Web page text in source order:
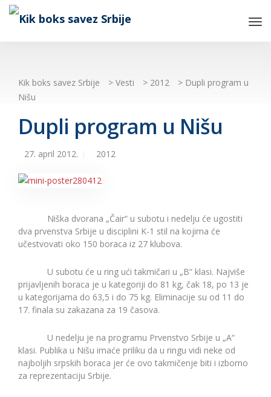
Kik boks savez Srbije > Vesti > 2012 > Dupli program u
Nišu
Dupli program u Nišu
27. april 2012. 2012
Niška dvorana „Čair“ u subotu i nedelju će ugostiti
dva prvenstva Srbije u disciplini K-1 stil na kojima će
učestvovati oko 150 boraca iz 27 klubova.
U subotu će u ring ući takmičari u „B“ klasi. Najviše
prijavljenih boraca je u kategoriji do 81 kg, čak 18, po 13 je
u kategorijama do 63,5 i do 75 kg. Eliminacije su od 11 do
17. finala su zakazana za 19 časova.
U nedelju je na programu Prvenstvo Srbije u „A“
klasi. Publika u Nišu imaće priliku da u ringu vidi neke od
najboljih srpskih boraca jer će ovo takmičenje biti i izborno
za reprezentaciju Srbije.